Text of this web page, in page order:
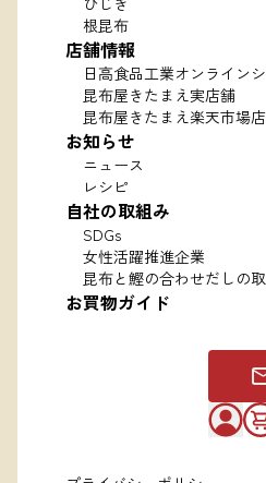
根昆布
店舗情報
日高食品工業オンライン
昆布屋きたまえ実店舗
昆布屋きたまえ楽天市場店
お知らせ
ニュース
レシピ
自社の取組み
SDGs
女性活躍推進企業
昆布と鰹の合わせだしの
お買物ガイド